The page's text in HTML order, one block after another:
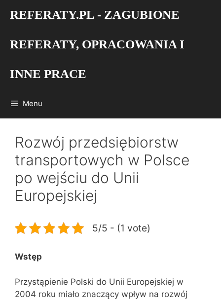
REFERATY.PL - ZAGUBIONE
REFERATY, OPRACOWANIA I
INNE PRACE
Menu
Rozwój przedsiębiorstw
transportowych w Polsce
po wejściu do Unii
Europejskiej
5/5 - (1 vote)
Wstęp
Przystąpienie Polski do Unii Europejskiej w
2004 roku miało znaczący wpływ na rozwój